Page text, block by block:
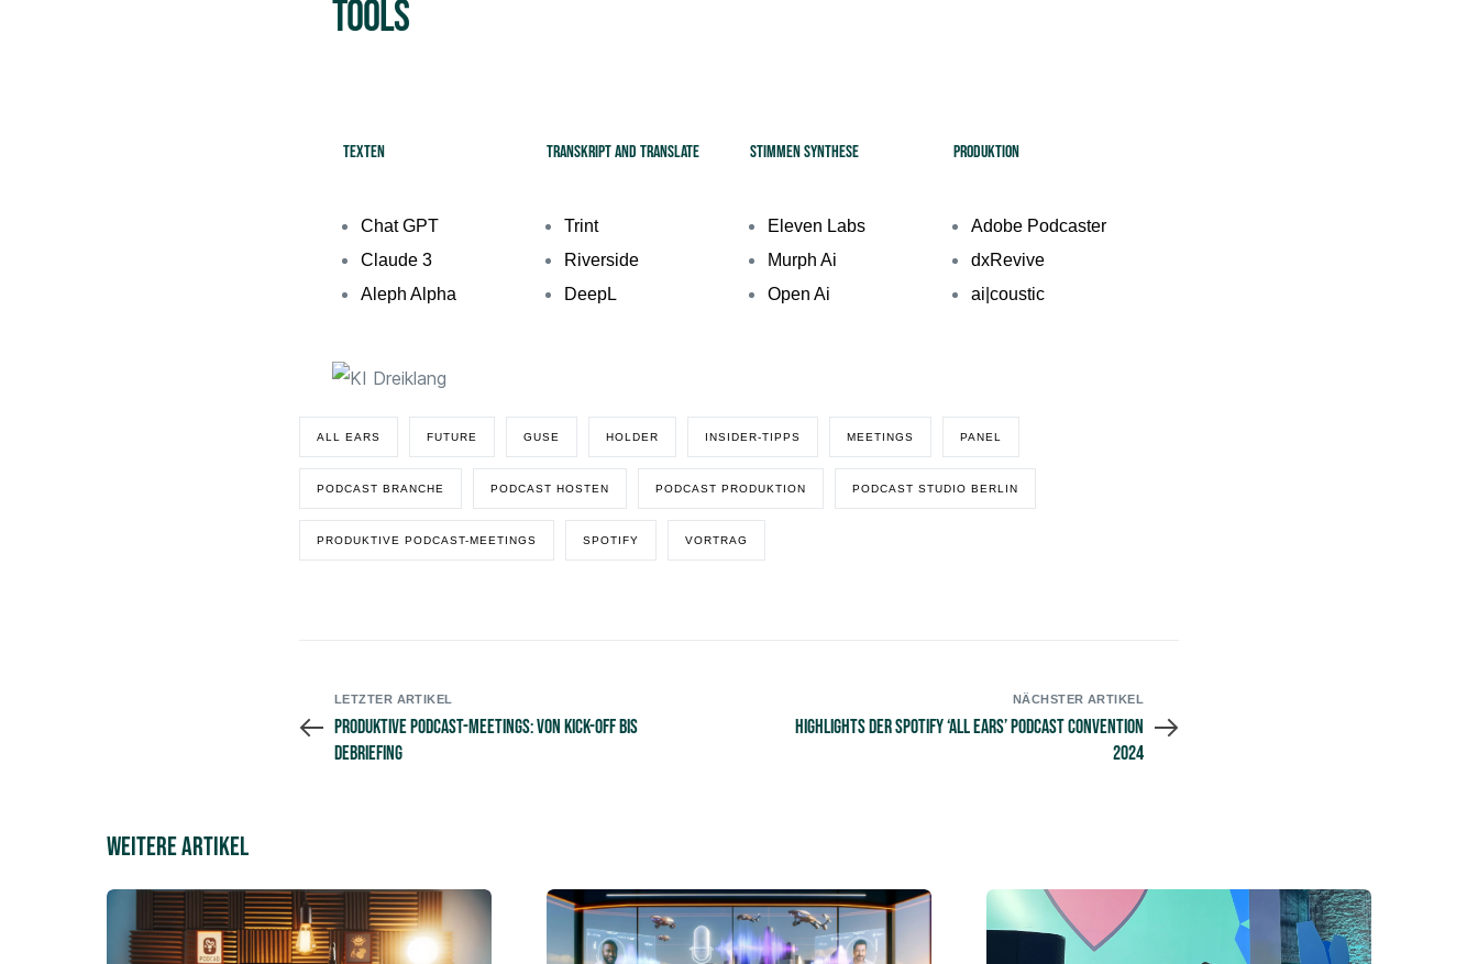
Tools
Texten
Chat GPT
Claude 3
Aleph Alpha
Transkript and Translate
Trint
Riverside
DeepL
Stimmen Synthese
Eleven Labs
Murph Ai
Open Ai
Produktion
Adobe Podcaster
dxRevive
ai|coustic
ALL EARS FUTURE GUSE HOLDER INSIDER-TIPPS MEETINGS PANEL
PODCAST BRANCHE PODCAST HOSTEN PODCAST PRODUKTION PODCAST STUDIO BERLIN
PRODUKTIVE PODCAST-MEETINGS SPOTIFY VORTRAG
LETZTER ARTIKEL
Produktive Podcast-Meetings: Von Kick-off bis
Debriefing
NÄCHSTER ARTIKEL
Highlights der Spotify ‘All Ears’ Podcast Convention
2024
Weitere Artikel